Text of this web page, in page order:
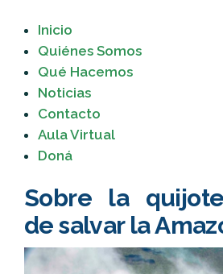
Inicio
Quiénes Somos
Qué Hacemos
Noticias
Contacto
Aula Virtual
Doná
Sobre la
de salvar la